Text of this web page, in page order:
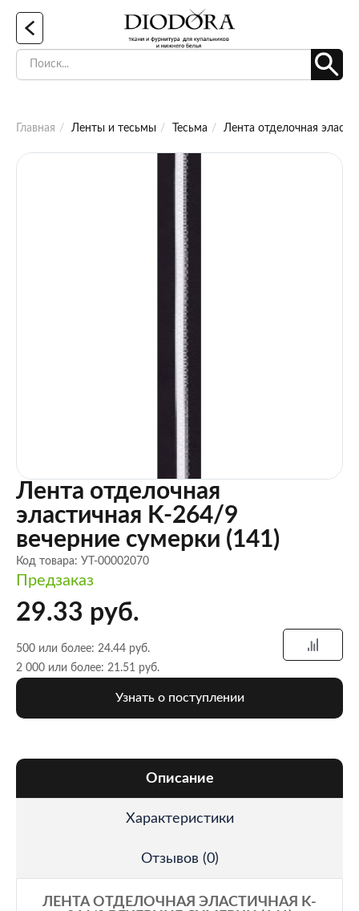
Главная Ленты и тесьмы Тесьма Лента отделочная
Лента отделочная
эластичная K-264/9
вечерние сумерки (141)
Код товара: УТ-00002070
Предзаказ
29.33 руб.
500 или более: 24.44 руб.
2 000 или более: 21.51 руб.
Узнать о поступлении
Описание
Характеристики
Отзывов (0)
ЛЕНТА ОТДЕЛОЧНАЯ ЭЛАСТИЧНАЯ K-